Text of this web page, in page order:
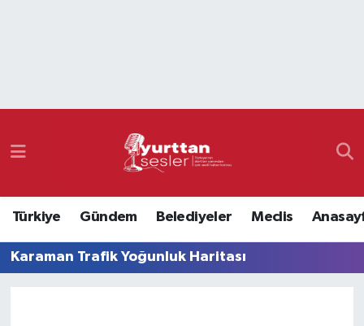
Türkiye Gündem Belediyeler Meclis
Karaman Trafik Yoğunluk Haritası
Namaz Vakitleri
Süper Lig Puan Durumu ve Fikstür